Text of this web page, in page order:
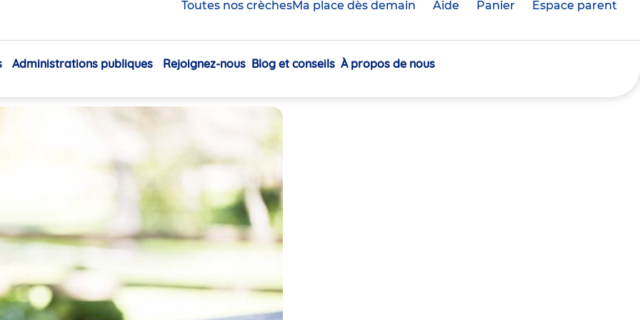
Toutes nos crèchesMa place dès demain Aide Panier crèche(s)
Espace parent
Navigation
Administrations publiques Rejoignez-nous Blog et conseils À propos de nous